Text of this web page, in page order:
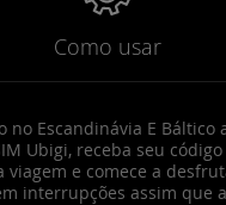
Como usar
no Escandinávia E Báltico
Ubigi, receba seu
viagem e comece a
interrupções assim que